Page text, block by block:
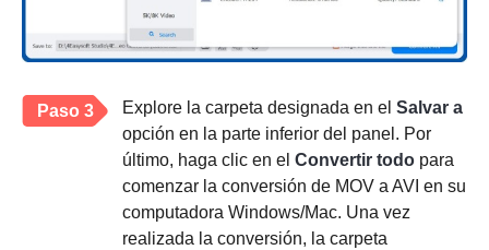
Paso 3 Explore la carpeta designada en el Salvar a
opción en la parte inferior del panel. Por
último, haga clic en el Convertir todo para
comenzar la conversión de MOV a AVI en su
computadora Windows/Mac. Una vez
realizada la conversión, la carpeta